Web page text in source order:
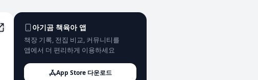
아기곰 책육아 앱
책장 기록, 전집 비교, 커뮤니티를
앱에서 더 편리하게 이용하세요
App Store 다운로드